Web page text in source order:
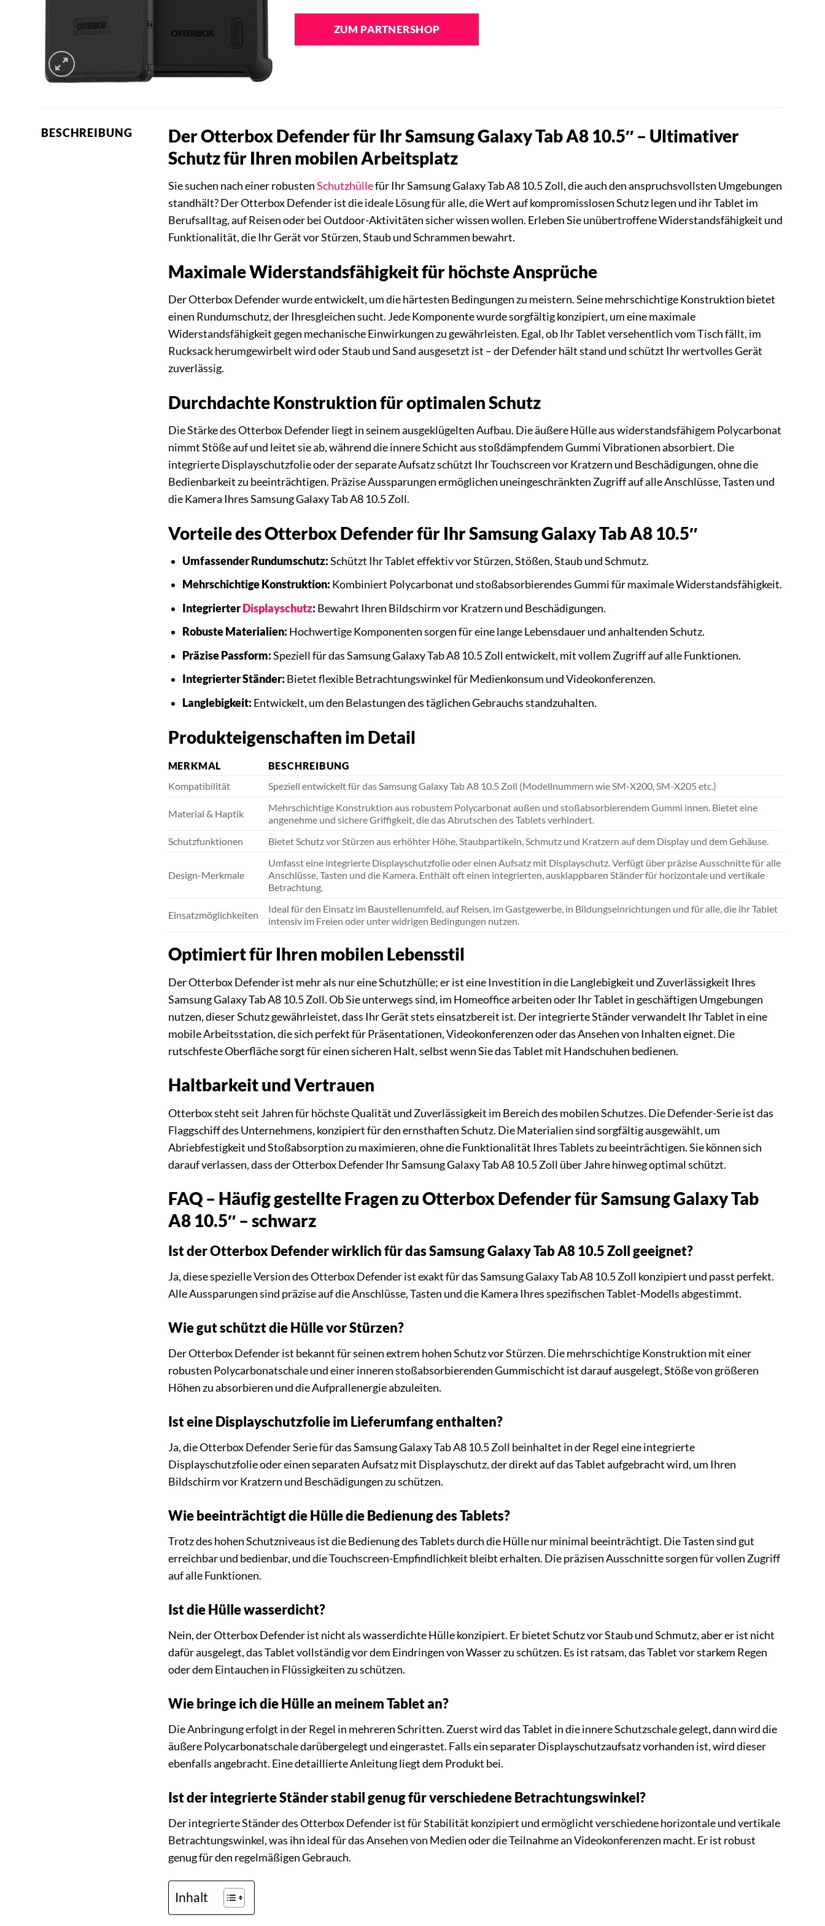
ZUM PARTNERSHOP
BESCHREIBUNG
Der Otterbox Defender für Ihr Samsung Galaxy Tab A8 10.5″ – Ultimativer
Schutz für Ihren mobilen Arbeitsplatz
Sie suchen nach einer robustenSchutzhüllefür Ihr Samsung Galaxy Tab A8 10.5 Zoll, die auch den anspruchsvollsten Umgebungen
standhält? Der Otterbox Defender ist die ideale Lösung für alle, die Wert auf kompromisslosen Schutz legen und ihr Tablet im
Berufsalltag, auf Reisen oder bei Outdoor-Aktivitäten sicher wissen wollen. Erleben Sie unübertroffene Widerstandsfähigkeit und
Funktionalität, die Ihr Gerät vor Stürzen, Staub und Schrammen bewahrt.
Maximale Widerstandsfähigkeit für höchste Ansprüche
Der Otterbox Defender wurde entwickelt, um die härtesten Bedingungen zu meistern. Seine mehrschichtige Konstruktion bietet
einen Rundumschutz, der Ihresgleichen sucht. Jede Komponente wurde sorgfältig konzipiert, um eine maximale
Widerstandsfähigkeit gegen mechanische Einwirkungen zu gewährleisten. Egal, ob Ihr Tablet versehentlich vom Tisch fällt, im
Rucksack herumgewirbelt wird oder Staub und Sand ausgesetzt ist – der Defender hält stand und schützt Ihr wertvolles Gerät
zuverlässig.
Durchdachte Konstruktion für optimalen Schutz
Die Stärke des Otterbox Defender liegt in seinem ausgeklügelten Aufbau. Die äußere Hülle aus widerstandsfähigem Polycarbonat
nimmt Stöße auf und leitet sie ab, während die innere Schicht aus stoßdämpfendem Gummi Vibrationen absorbiert. Die
integrierte Displayschutzfolie oder der separate Aufsatz schützt Ihr Touchscreen vor Kratzern und Beschädigungen, ohne die
Bedienbarkeit zu beeinträchtigen. Präzise Aussparungen ermöglichen uneingeschränkten Zugriff auf alle Anschlüsse, Tasten und
die Kamera Ihres Samsung Galaxy Tab A8 10.5 Zoll.
Vorteile des Otterbox Defender für Ihr Samsung Galaxy Tab A8 10.5″
Umfassender Rundumschutz:Schützt Ihr Tablet effektiv vor Stürzen, Stößen, Staub und Schmutz.
Mehrschichtige Konstruktion: Kombiniert Polycarbonat und stoßabsorbierendes Gummi für maximale Widerstandsfähigkeit.
IntegrierterDisplayschutz: Bewahrt Ihren Bildschirm vor Kratzern und Beschädigungen.
Robuste Materialien: Hochwertige Komponenten sorgen für eine lange Lebensdauer und anhaltenden Schutz.
Präzise Passform:Speziell für das Samsung Galaxy Tab A8 10.5 Zoll entwickelt, mit vollem Zugriff auf alle Funktionen.
Integrierter Ständer: Bietet flexible Betrachtungswinkel für Medienkonsum und Videokonferenzen.
Langlebigkeit: Entwickelt, um den Belastungen des täglichen Gebrauchs standzuhalten.
Produkteigenschaften im Detail
MERKMAL
BESCHREIBUNG
Kompatibilität
Speziell entwickelt für das Samsung Galaxy Tab A8 10.5 Zoll (Modellnummern wie SM-X200, SM-X205 etc.)
Material & Haptik
Mehrschichtige Konstruktion aus robustem Polycarbonat außen und stoßabsorbierendem Gummi innen. Bietet eine
angenehme und sichere Griffigkeit, die das Abrutschen des Tablets verhindert.
Schutzfunktionen
Bietet Schutz vor Stürzen aus erhöhter Höhe, Staubpartikeln, Schmutz und Kratzern auf dem Display und dem Gehäuse.
Design-Merkmale
Umfasst eine integrierte Displayschutzfolie oder einen Aufsatz mit Displayschutz. Verfügt über präzise Ausschnitte für alle
Anschlüsse, Tasten und die Kamera. Enthält oft einen integrierten, ausklappbaren Ständer für horizontale und vertikale
Betrachtung.
Einsatzmöglichkeiten
Ideal für den Einsatz im Baustellenumfeld, auf Reisen, im Gastgewerbe, in Bildungseinrichtungen und für alle, die ihr Tablet
intensiv im Freien oder unter widrigen Bedingungen nutzen.
Optimiert für Ihren mobilen Lebensstil
Der Otterbox Defender ist mehr als nur eine Schutzhülle; er ist eine Investition in die Langlebigkeit und Zuverlässigkeit Ihres
Samsung Galaxy Tab A8 10.5 Zoll. Ob Sie unterwegs sind, im Homeoffice arbeiten oder Ihr Tablet in geschäftigen Umgebungen
nutzen, dieser Schutz gewährleistet, dass Ihr Gerät stets einsatzbereit ist. Der integrierte Ständer verwandelt Ihr Tablet in eine
mobile Arbeitsstation, die sich perfekt für Präsentationen, Videokonferenzen oder das Ansehen von Inhalten eignet. Die
rutschfeste Oberfläche sorgt für einen sicheren Halt, selbst wenn Sie das Tablet mit Handschuhen bedienen.
Haltbarkeit und Vertrauen
Otterbox steht seit Jahren für höchste Qualität und Zuverlässigkeit im Bereich des mobilen Schutzes. Die Defender-Serie ist das
Flaggschiff des Unternehmens, konzipiert für den ernsthaften Schutz. Die Materialien sind sorgfältig ausgewählt, um
Abriebfestigkeit und Stoßabsorption zu maximieren, ohne die Funktionalität Ihres Tablets zu beeinträchtigen. Sie können sich
darauf verlassen, dass der Otterbox Defender Ihr Samsung Galaxy Tab A8 10.5 Zoll über Jahre hinweg optimal schützt.
FAQ – Häufig gestellte Fragen zu Otterbox Defender für Samsung Galaxy Tab
A8 10.5″ – schwarz
Ist der Otterbox Defender wirklich für das Samsung Galaxy Tab A8 10.5 Zoll geeignet?
Ja, diese spezielle Version des Otterbox Defender ist exakt für das Samsung Galaxy Tab A8 10.5 Zoll konzipiert und passt perfekt.
Alle Aussparungen sind präzise auf die Anschlüsse, Tasten und die Kamera Ihres spezifischen Tablet-Modells abgestimmt.
Wie gut schützt die Hülle vor Stürzen?
Der Otterbox Defender ist bekannt für seinen extrem hohen Schutz vor Stürzen. Die mehrschichtige Konstruktion mit einer
robusten Polycarbonatschale und einer inneren stoßabsorbierenden Gummischicht ist darauf ausgelegt, Stöße von größeren
Höhen zu absorbieren und die Aufprallenergie abzuleiten.
Ist eine Displayschutzfolie im Lieferumfang enthalten?
Ja, die Otterbox Defender Serie für das Samsung Galaxy Tab A8 10.5 Zoll beinhaltet in der Regel eine integrierte
Displayschutzfolie oder einen separaten Aufsatz mit Displayschutz, der direkt auf das Tablet aufgebracht wird, um Ihren
Bildschirm vor Kratzern und Beschädigungen zu schützen.
Wie beeinträchtigt die Hülle die Bedienung des Tablets?
Trotz des hohen Schutzniveaus ist die Bedienung des Tablets durch die Hülle nur minimal beeinträchtigt. Die Tasten sind gut
erreichbar und bedienbar, und die Touchscreen-Empfindlichkeit bleibt erhalten. Die präzisen Ausschnitte sorgen für vollen Zugriff
auf alle Funktionen.
Ist die Hülle wasserdicht?
Nein, der Otterbox Defender ist nicht als wasserdichte Hülle konzipiert. Er bietet Schutz vor Staub und Schmutz, aber er ist nicht
dafür ausgelegt, das Tablet vollständig vor dem Eindringen von Wasser zu schützen. Es ist ratsam, das Tablet vor starkem Regen
oder dem Eintauchen in Flüssigkeiten zu schützen.
Wie bringe ich die Hülle an meinem Tablet an?
Die Anbringung erfolgt in der Regel in mehreren Schritten. Zuerst wird das Tablet in die innere Schutzschale gelegt, dann wird die
äußere Polycarbonatschale darübergelegt und eingerastet. Falls ein separater Displayschutzaufsatz vorhanden ist, wird dieser
ebenfalls angebracht. Eine detaillierte Anleitung liegt dem Produkt bei.
Ist der integrierte Ständer stabil genug für verschiedene Betrachtungswinkel?
Der integrierte Ständer des Otterbox Defender ist für Stabilität konzipiert und ermöglicht verschiedene horizontale und vertikale
Betrachtungswinkel, was ihn ideal für das Ansehen von Medien oder die Teilnahme an Videokonferenzen macht. Er ist robust
genug für den regelmäßigen Gebrauch.
Inhalt